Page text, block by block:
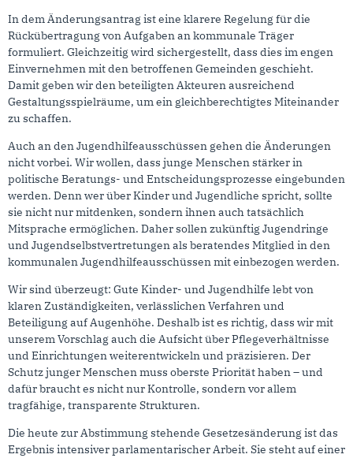
In dem Änderungsantrag ist eine klarere Regelung für die
Rückübertragung von Aufgaben an kommunale Träger
formuliert. Gleichzeitig wird sichergestellt, dass dies im engen
Einvernehmen mit den betroffenen Gemeinden geschieht.
Damit geben wir den beteiligten Akteuren ausreichend
Gestaltungsspielräume, um ein gleichberechtigtes Miteinander
zu schaffen.
Auch an den Jugendhilfeausschüssen gehen die Änderungen
nicht vorbei. Wir wollen, dass junge Menschen stärker in
politische Beratungs- und Entscheidungsprozesse eingebunden
werden. Denn wer über Kinder und Jugendliche spricht, sollte
sie nicht nur mitdenken, sondern ihnen auch tatsächlich
Mitsprache ermöglichen. Daher sollen zukünftig Jugendringe
und Jugendselbstvertretungen als beratendes Mitglied in den
kommunalen Jugendhilfeausschüssen mit einbezogen werden.
Wir sind überzeugt: Gute Kinder- und Jugendhilfe lebt von
klaren Zuständigkeiten, verlässlichen Verfahren und
Beteiligung auf Augenhöhe. Deshalb ist es richtig, dass wir mit
unserem Vorschlag auch die Aufsicht über Pflegeverhältnisse
und Einrichtungen weiterentwickeln und präzisieren. Der
Schutz junger Menschen muss oberste Priorität haben – und
dafür braucht es nicht nur Kontrolle, sondern vor allem
tragfähige, transparente Strukturen.
Die heute zur Abstimmung stehende Gesetzesänderung ist das
Ergebnis intensiver parlamentarischer Arbeit. Sie steht auf einer